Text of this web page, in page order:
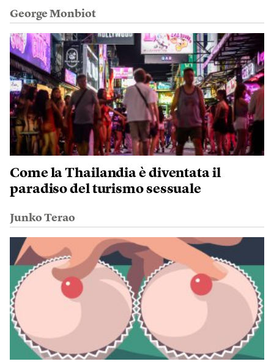
George Monbiot
Come la Thailandia è diventata il
paradiso del turismo sessuale
Junko Terao